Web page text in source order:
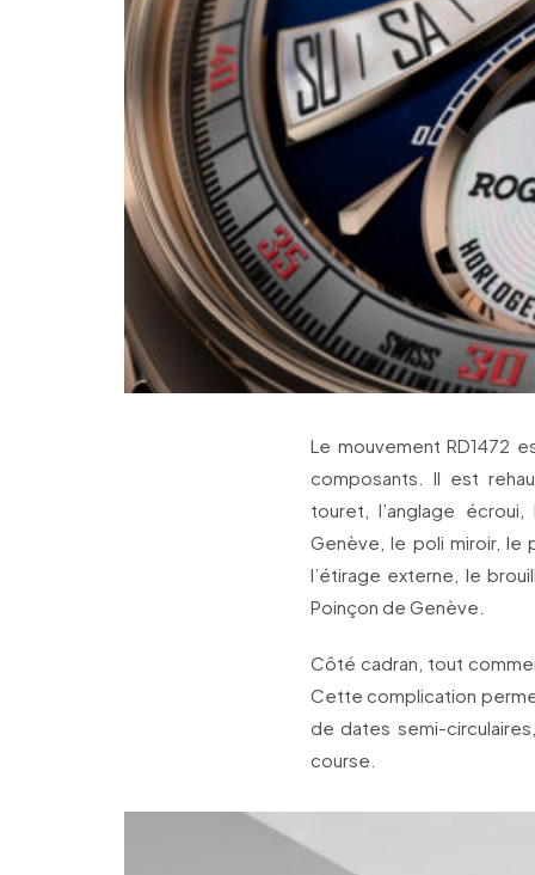
Le mouvement RD1472
composants. Il est
touret, l’anglage
Genève, le poli miroir, le
l’étirage externe, le
Poinçon de Genève.
Côté cadran, tout
Cette complication
de dates semi-
course.